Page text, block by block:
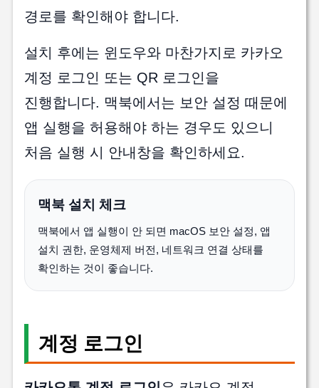
경로를 확인해야 합니다.
설치 후에는 윈도우와 마찬가지로 카카오
계정 로그인 또는 QR 로그인을
진행합니다. 맥북에서는 보안 설정 때문에
앱 실행을 허용해야 하는 경우도 있으니
처음 실행 시 안내창을 확인하세요.
맥북 설치 체크
맥북에서 앱 실행이 안 되면 macOS 보안 설정, 앱
설치 권한, 운영체제 버전, 네트워크 연결 상태를
확인하는 것이 좋습니다.
계정 로그인